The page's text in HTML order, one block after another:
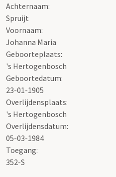
Achternaam:
Spruijt
Voornaam:
Johanna Maria
Geboorteplaats:
's Hertogenbosch
Geboortedatum:
23-01-1905
Overlijdensplaats:
's Hertogenbosch
Overlijdensdatum:
05-03-1984
Toegang:
352-S